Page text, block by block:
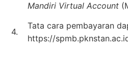
Mandiri Virtual Account
4.
Tata cara pembayaran
https://